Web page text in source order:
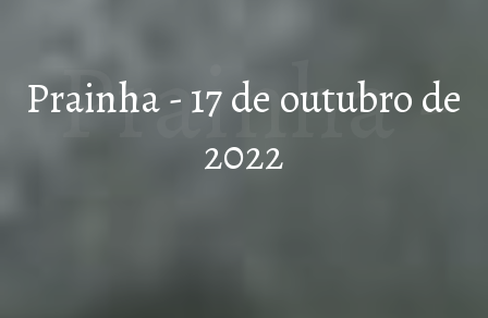
Prainha - 17 de outubro de
2022
Prainha -
17 de